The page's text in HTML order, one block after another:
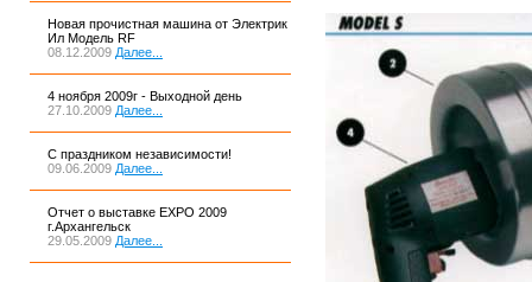
Новая прочистная машина от Электрик
Ил Модель RF
08.12.2009 Далее...
4 ноября 2009г - Выходной день
27.10.2009 Далее...
С праздником независимости!
09.06.2009 Далее...
Отчет о выставке EXPO 2009
г.Архангельск
29.05.2009 Далее...